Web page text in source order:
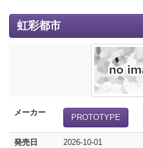
虹彩都市
メーカー
PROTOTYPE
発売日 2026-10-01